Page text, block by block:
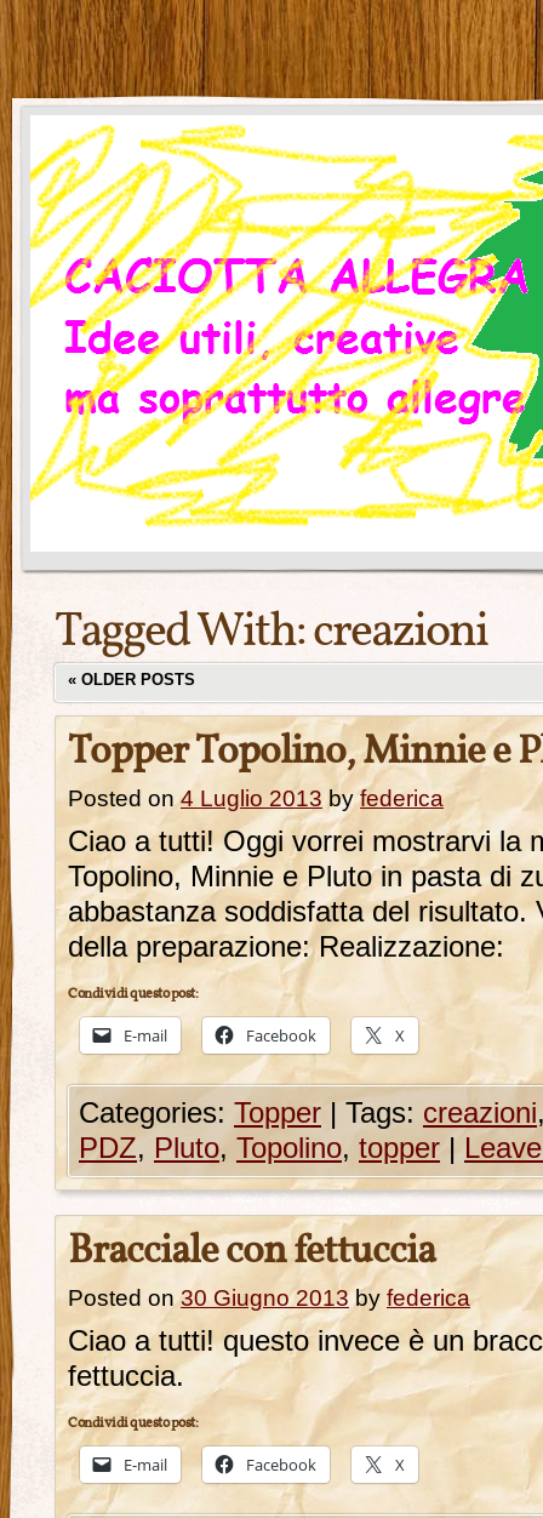
Tagged With:creazioni
« OLDER POSTS
Topper Topolino, Minnie e
Posted on 4 Luglio 2013 by federica
Ciao a tutti! Oggi vorrei mostrarvi la
Topolino, Minnie e Pluto in pasta di
abbastanza soddisfatta del risultato.
della preparazione: Realizzazione:
Condividi questo post:
E-mail Facebook X
Categories: Topper | Tags: creazioni
PDZ, Pluto, Topolino, topper |
Bracciale con fettuccia
Posted on 30 Giugno 2013 by federica
Ciao a tutti! questo invece è un
fettuccia.
Condividi questo post:
E-mail Facebook X